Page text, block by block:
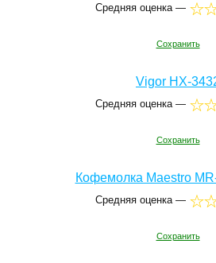
Средняя оценка —
Сохранить
Vigor HX-
Средняя оценка —
Сохранить
Кофемолка Maestro
Средняя оценка —
Сохранить